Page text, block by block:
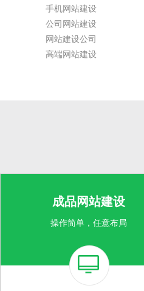
手机网站建设
公司网站建设
网站建设公司
高端网站建设
成品网站建设
操作简单，任意布局